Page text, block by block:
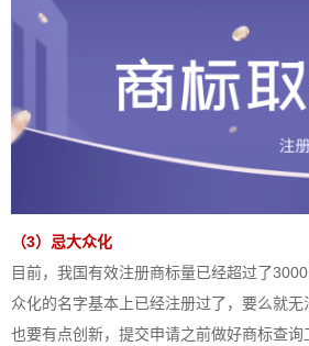
（3）忌大众化
目前，我国有效注册商标量已经超过了
众化的名字基本上已经注册过了，要么就
也要有点创新，提交申请之前做好商标查询